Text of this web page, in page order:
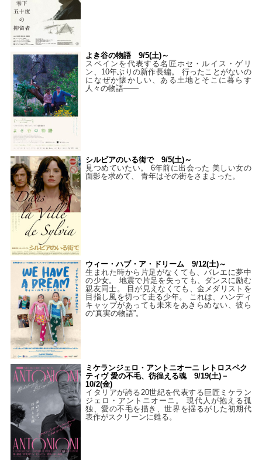
よき谷の物語 9/5(土)～
スペインを代表する名匠ホセ・ルイス・ゲリ
ン、10年ぶりの新作長編。 行ったことがないの
になぜか懐かしい、ある土地とそこに暮らす
人々の物語――
シルビアのいる街で 9/5(土)～
見つめていたい。 6年前に出会った 美しい女の
面影を求めて、 青年はその街をさまよった。
ウィー・ハブ・ア・ドリーム 9/12(土)～
生まれた時から片足がなくても、バレエに夢中
の少女。 地震で片足を失っても、ダンスに励む
親友同士。 目が見えなくても、金メダリストを
目指し風を切って走る少年。 これは、ハンディ
キャップがあっても未来をあきらめない、彼ら
の“真実の物語”。
ミケランジェロ・アントニオーニ レトロスペク
ティヴ 愛の不毛、彷徨える魂 9/19(土)－
10/2(金)
イタリアが誇る20世紀を代表する巨匠ミケラン
ジェロ・アントニオーニ。 現代人が抱える孤
独、愛の不毛を描き、世界を揺るがした初期代
表作がスクリーンに甦る。